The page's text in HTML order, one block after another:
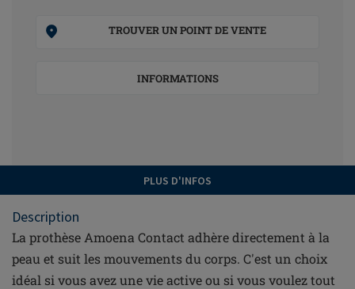
TROUVER UN POINT DE VENTE
INFORMATIONS
PLUS D'INFOS
Description
La prothèse Amoena Contact adhère directement à la
peau et suit les mouvements du corps. C'est un choix
idéal si vous avez une vie active ou si vous voulez tout